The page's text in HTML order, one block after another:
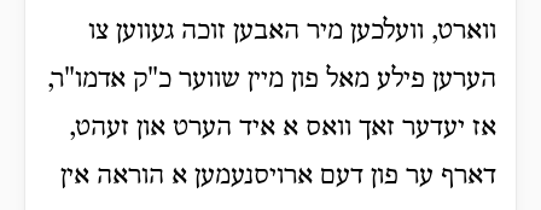
ווארט, וועלכען מיר האבען זוכה געווען צו
הערען פילע מאל פון מיין שווער כ"ק אדמו"ר,
אז יעדער זאך וואס א איד הערט און זעהט,
דארף ער פון דעם ארויסנעמען א הוראה אין